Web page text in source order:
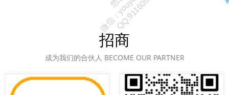
招商
成为我们的合伙人 BECOME OUR PARTNER